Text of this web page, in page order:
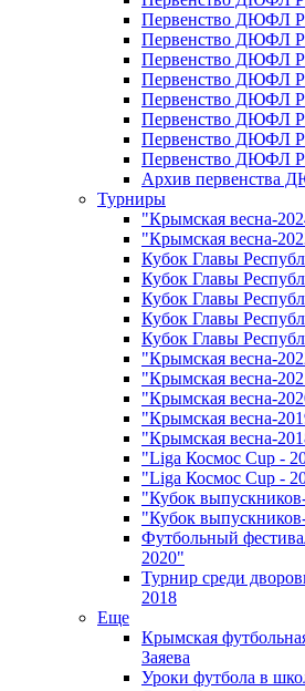
Первенство ДЮФЛ
Первенство ДЮФЛ
Первенство ДЮФЛ
Первенство ДЮФЛ
Первенство ДЮФЛ
Первенство ДЮФЛ
Первенство ДЮФЛ
Первенство ДЮФЛ
Архив первенства
Турниры
"Крымская весна-
"Крымская весна-
Кубок Главы
Кубок Главы
Кубок Главы
Кубок Главы
Кубок Главы
"Крымская весна-
"Крымская весна-
"Крымская весна-
"Крымская весна-
"Крымская весна-
"Liga Космос Cup -
"Liga Космос Cup -
"Кубок
"Кубок
Футбольный
2020"
Турнир среди
2018
Еще
Крымская
Заяева
Уроки футбола в